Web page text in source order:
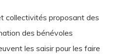
collectivités proposant des
des bénévoles
les saisir pour les faire